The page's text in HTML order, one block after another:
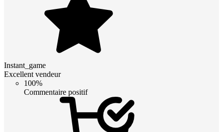
Instant_game
Excellent vendeur
100%
Commentaire positif